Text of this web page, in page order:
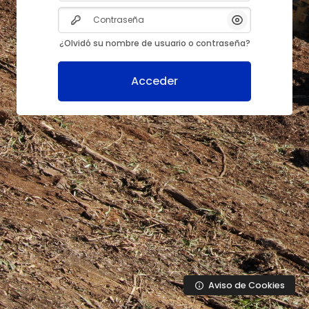
Contraseña
Mostrar/
¿Olvidó su nombre de usuario o contraseña?
Acceder
Aviso de Cookies